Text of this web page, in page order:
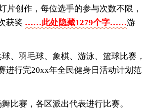
片创作，每位选手的参与次数不限，
获奖 ……此处隐藏1279个字……游
、羽毛球、象棋、游泳、篮球比赛，
进行完20xx年全民健身日活动计划范
比赛，各区派出代表进行比赛。